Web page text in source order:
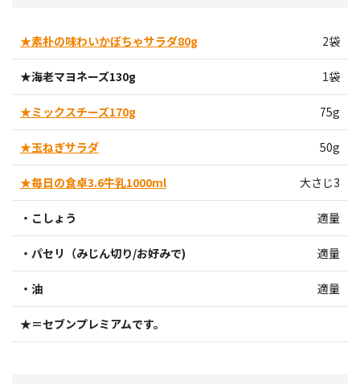
★素朴の味わいかぼちゃサラダ80g 2袋
★海老マヨネーズ130g 1袋
★ミックスチーズ170g 75g
★玉ねぎサラダ 50g
★毎日の食卓3.6牛乳1000ml 大さじ3
・こしょう 適量
・パセリ（みじん切り/お好みで) 適量
・油 適量
★＝セブンプレミアムです。